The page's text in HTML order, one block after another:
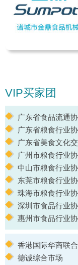
VIP买家团
广东省食品流通
广东省粮食行业
广东省美食文化
广州市粮食行业
中山市粮食行业
东莞市粮食行业
珠海市粮食行业
深圳市食品行业
惠州市食品行业
香港国际华商联
德诚综合市场